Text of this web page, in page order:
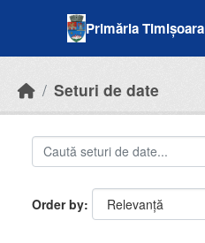
Primăria Timișoara
Seturi de date
Order by